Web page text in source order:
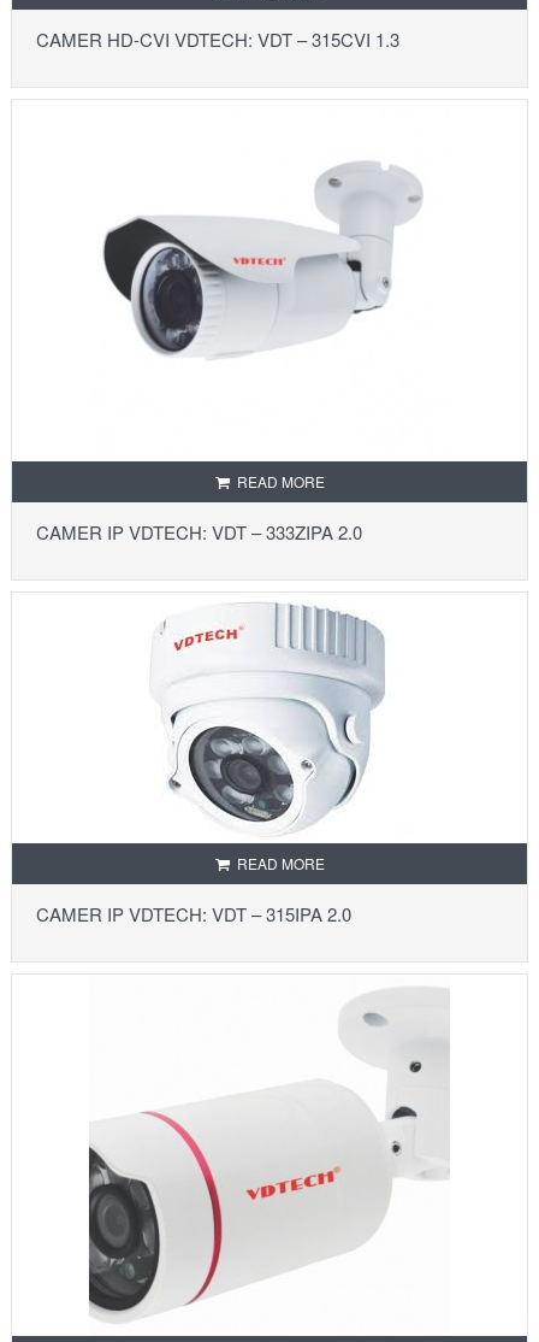
CAMER HD-CVI VDTECH: VDT – 315CVI 1.3
READ MORE
CAMER IP VDTECH: VDT – 333ZIPA 2.0
READ MORE
CAMER IP VDTECH: VDT – 315IPA 2.0